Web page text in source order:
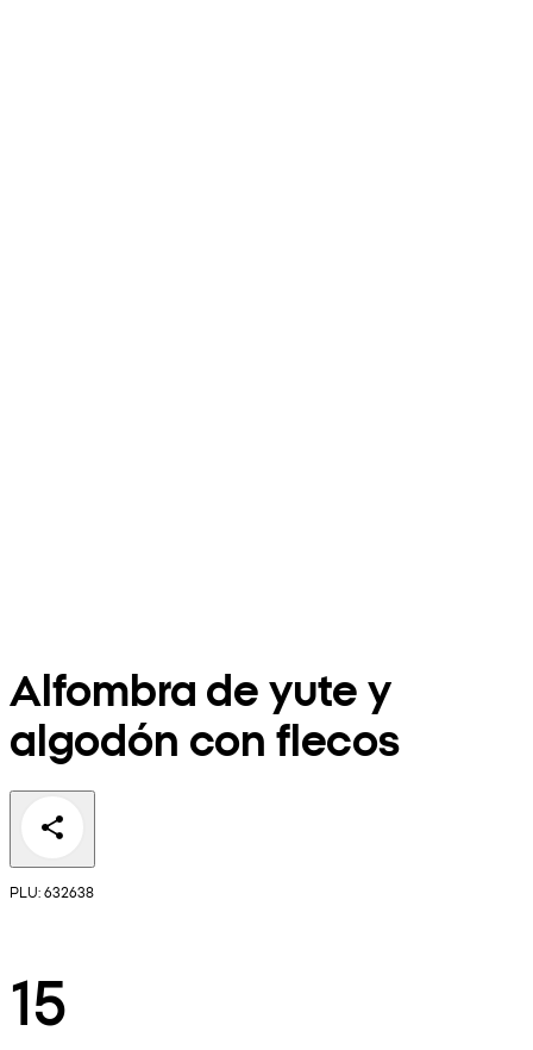
Alfombra de yute y
algodón con flecos
PLU: 632638
15